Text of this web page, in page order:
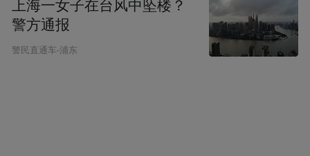
上海一女子在台风中坠楼？
警方通报
警民直通车-浦东